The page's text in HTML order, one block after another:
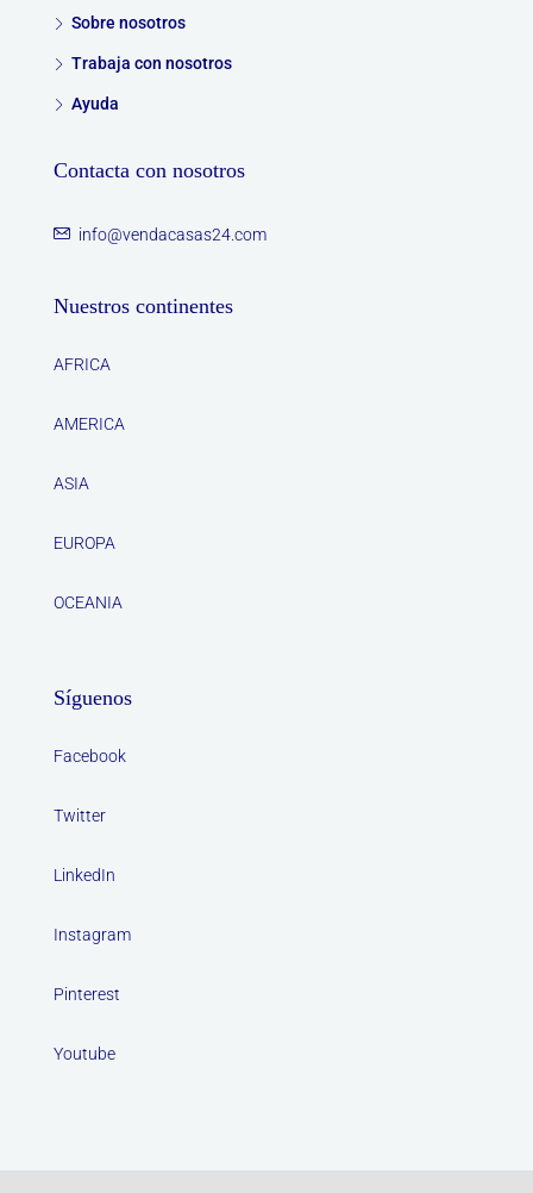
Sobre nosotros
Trabaja con nosotros
Ayuda
Contacta con nosotros
info@vendacasas24.com
Nuestros continentes
AFRICA
AMERICA
ASIA
EUROPA
OCEANIA
Síguenos
Facebook
Twitter
LinkedIn
Instagram
Pinterest
Youtube